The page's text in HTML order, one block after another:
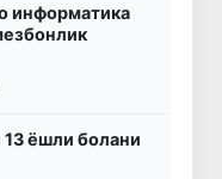
информатика
ёшли болани